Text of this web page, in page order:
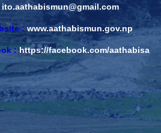
ito.aathabismun@gmail.com
:www.aathabismun.gov.np
:https://facebook.com/aathabisa